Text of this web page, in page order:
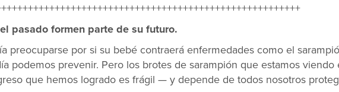
pasado formen parte de su futuro.
preocuparse por si su bebé contraerá enfermedades como el
podemos prevenir. Pero los brotes de sarampión que estamos viendo
que hemos logrado es frágil — y depende de todos nosotros